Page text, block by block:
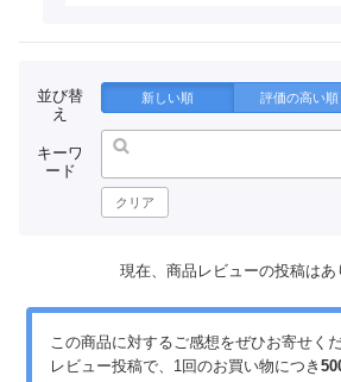
並び替
え
新しい順 評価の高い順
キーワ
ード
クリア
現在、商品レビューの投稿はあ
この商品に対するご感想をぜひお寄せくだ
レビュー投稿で、1回のお買い物につき